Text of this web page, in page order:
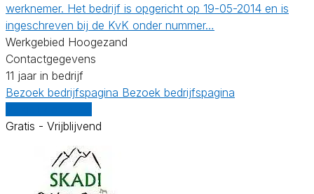
werknemer. Het bedrijf is opgericht op 19-05-2014 en is
ingeschreven bij de KvK onder nummer…
Werkgebied Hoogezand
Contactgegevens
11 jaar in bedrijf
Bezoek bedrijfspagina Bezoek bedrijfspagina
Gratis - Vrijblijvend